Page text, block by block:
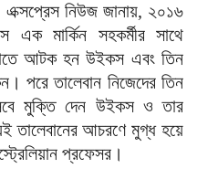
নিউজ জানায়, ২০১৬
এক মার্কিন সহকর্মীর সাথে
হাতে আটক হন উইকস এবং তিন
পরে তালেবান নিজেদের তিন
মুক্তি দেন উইকস ও তার
তালেবানের আচরণে মুগ্ধ হয়ে
প্রফেসর।